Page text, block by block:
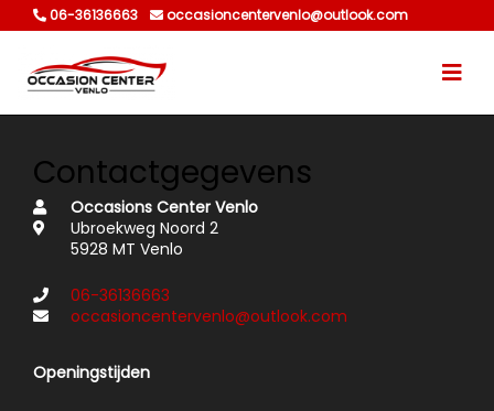
06-36136663 occasioncentervenlo@outlook.com
Contactgegevens
Occasions Center Venlo
Ubroekweg Noord 2
5928 MT Venlo
06-36136663
occasioncentervenlo@outlook.com
Openingstijden